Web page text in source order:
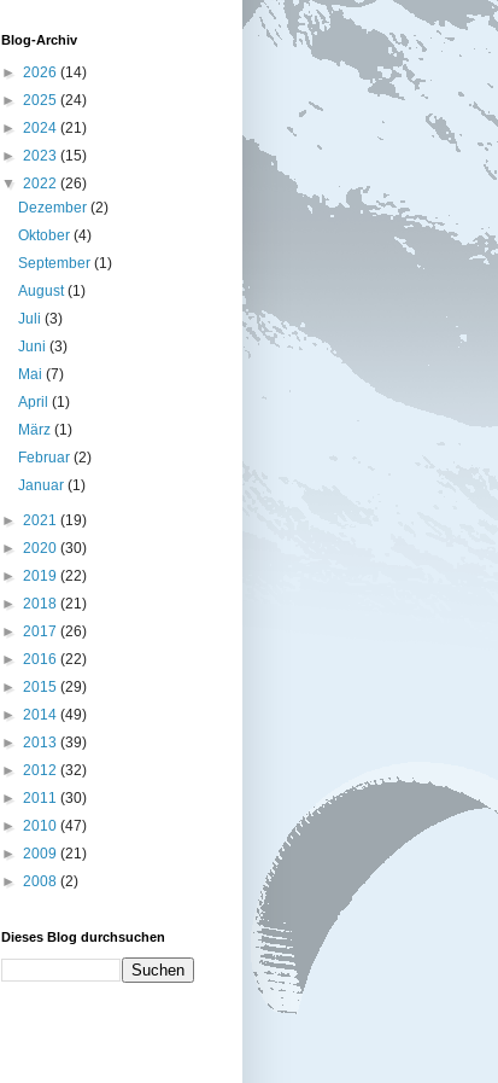
Blog-Archiv
► 2026 (14)
► 2025 (24)
► 2024 (21)
► 2023 (15)
▼ 2022 (26)
Dezember(2)
Oktober(4)
September(1)
August(1)
Juli(3)
Juni(3)
Mai(7)
April(1)
März(1)
Februar(2)
Januar(1)
► 2021 (19)
► 2020 (30)
► 2019 (22)
► 2018 (21)
► 2017 (26)
► 2016 (22)
► 2015 (29)
► 2014 (49)
► 2013 (39)
► 2012 (32)
► 2011 (30)
► 2010 (47)
► 2009 (21)
► 2008 (2)
Dieses Blog durchsuchen